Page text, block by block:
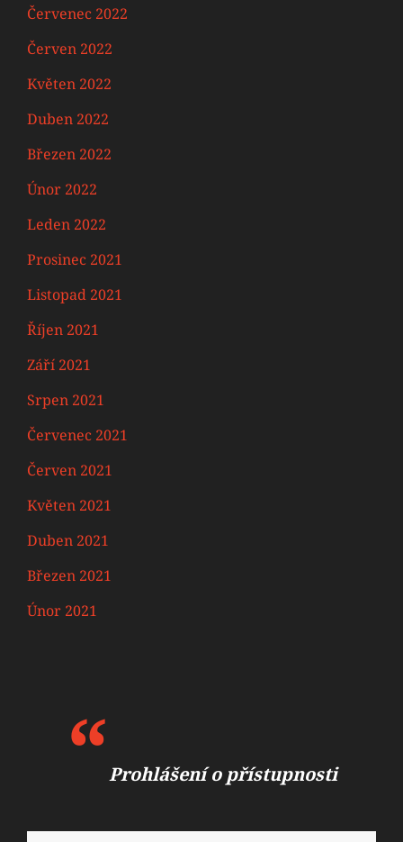
Červenec 2022
Červen 2022
Květen 2022
Duben 2022
Březen 2022
Únor 2022
Leden 2022
Prosinec 2021
Listopad 2021
Říjen 2021
Září 2021
Srpen 2021
Červenec 2021
Červen 2021
Květen 2021
Duben 2021
Březen 2021
Únor 2021
Prohlášení o přístupnosti